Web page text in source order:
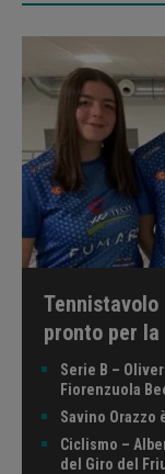
pronto per
Serie B –
Fiorenzuola
Savino
Ciclismo –
del Giro del